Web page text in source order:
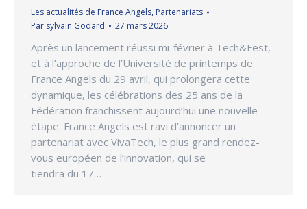
Les actualités de France Angels, Partenariats
Par sylvain Godard 27 mars 2026
Après un lancement réussi mi-février à Tech&Fest,
et à l’approche de l’Université de printemps de
France Angels du 29 avril, qui prolongera cette
dynamique, les célébrations des 25 ans de la
Fédération franchissent aujourd’hui une nouvelle
étape. France Angels est ravi d’annoncer un
partenariat avec VivaTech, le plus grand rendez-
vous européen de l’innovation, qui se
tiendra du 17…